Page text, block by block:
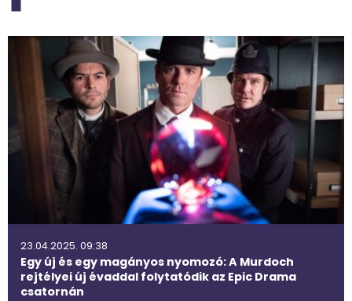
23.04.2025. 09:38
Egy új és egy magányos nyomozó: A Murdoch
rejtélyei új évaddal folytatódik az Epic Drama
csatornán